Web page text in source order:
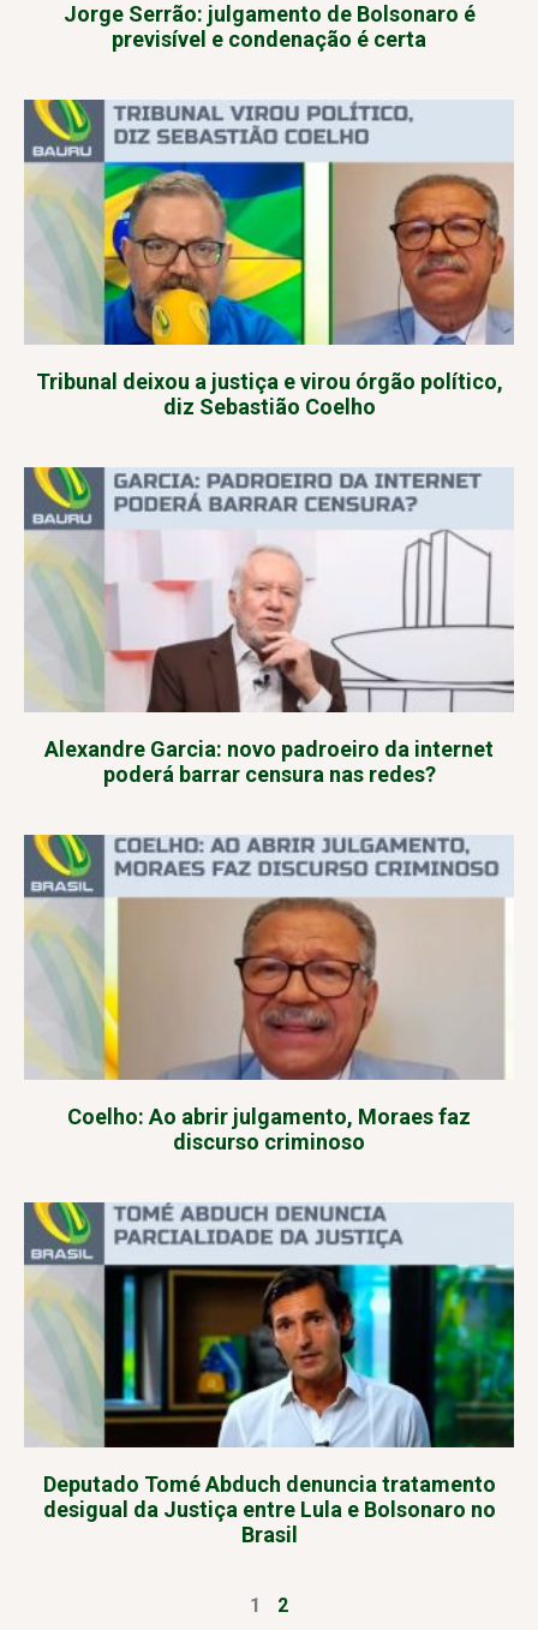
Jorge Serrão: julgamento de Bolsonaro é
previsível e condenação é certa
Tribunal deixou a justiça e virou órgão político,
diz Sebastião Coelho
Alexandre Garcia: novo padroeiro da internet
poderá barrar censura nas redes?
Coelho: Ao abrir julgamento, Moraes faz
discurso criminoso
Deputado Tomé Abduch denuncia tratamento
desigual da Justiça entre Lula e Bolsonaro no
Brasil
1 2